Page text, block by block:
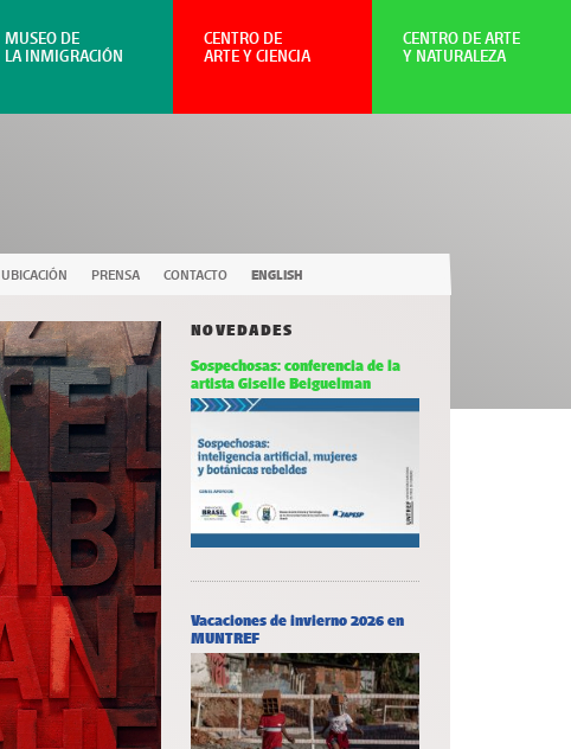
UBICACIÓN PRENSA CONTACTO ENGLISH
NOVEDADES
Sospechosas: conferencia de la
artista Giselle Beiguelman
Vacaciones de invierno 2026 en
MUNTREF
CENTRO DE ARTE
Y NATURALEZA
CENTRO DE
ARTE Y CIENCIA
MUSEO DE
LA INMIGRACIÓN